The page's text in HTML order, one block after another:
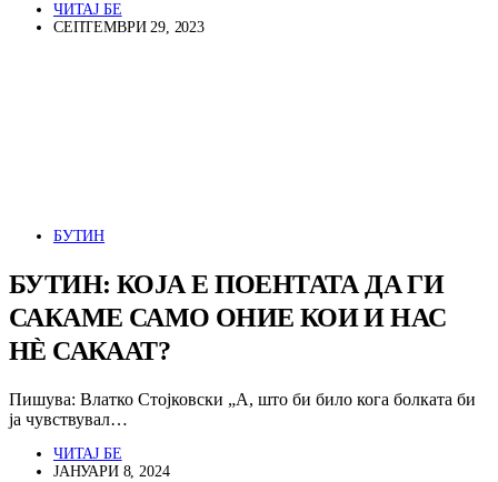
ЧИТАЈ БЕ
СЕПТЕМВРИ 29, 2023
БУТИН
БУТИН: КОЈА Е ПОЕНТАТА ДА ГИ
САКАМЕ САМО ОНИЕ КОИ И НАС
НЀ САКААТ?
Пишува: Влатко Стојковски „А, што би било кога болката би
ја чувствувал…
ЧИТАЈ БЕ
ЈАНУАРИ 8, 2024